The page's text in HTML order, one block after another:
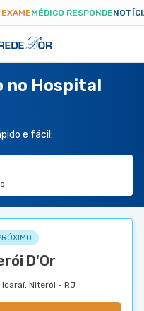
MÉDICO RESPONDE
no Hospital
e fácil:
D'Or
Niterói - RJ